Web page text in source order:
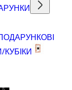
КУБІКИ